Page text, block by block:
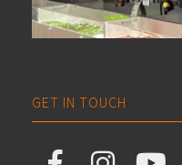
GET IN TOUCH